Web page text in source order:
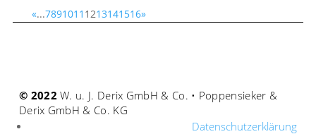
«...7891011 1213141516»
© 2022W. u. J. Derix GmbH & Co. • Poppensieker &
Derix GmbH & Co. KG
Datenschutzerklärung